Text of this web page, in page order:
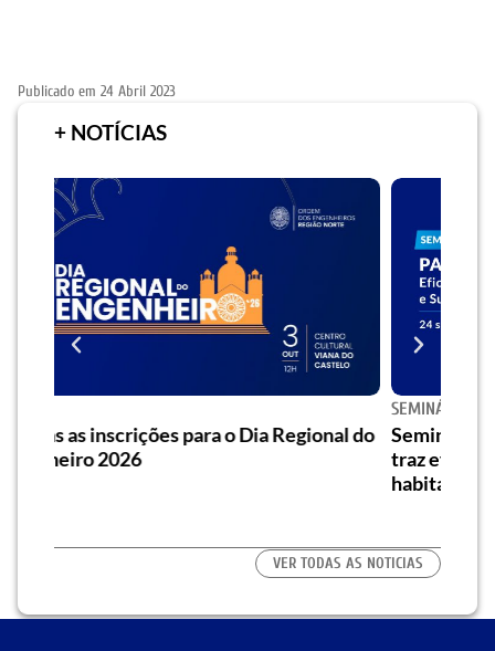
Publicado em 24 Abril 2023
+ NOTÍCIAS
do
Seminário] Saiba como o “Passive House”
traz eficiência energética e conforto à
VER TODAS AS NOTICIAS